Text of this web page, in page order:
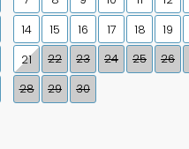
14
15 16 17 18 19
21
22 23 24 25 26
28
29 30